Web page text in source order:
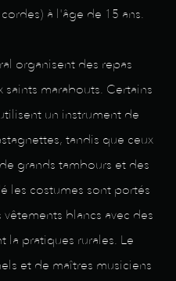
à l'âge de 15 ans.
organisent des repas
marabouts. Certains
un instrument de
tandis que ceux
grands tambours et des
les costumes sont portés
blancs avec des
la pratiques rurales. Le
et de maîtres musiciens